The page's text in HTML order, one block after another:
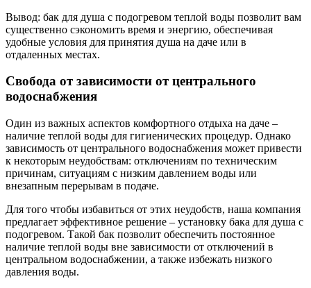
Вывод: бак для душа с подогревом теплой воды позволит вам
существенно сэкономить время и энергию, обеспечивая
удобные условия для принятия душа на даче или в
отдаленных местах.
Свобода от зависимости от центрального
водоснабжения
Один из важных аспектов комфортного отдыха на даче –
наличие теплой воды для гигиенических процедур. Однако
зависимость от центрального водоснабжения может привести
к некоторым неудобствам: отключениям по техническим
причинам, ситуациям с низким давлением воды или
внезапным перерывам в подаче.
Для того чтобы избавиться от этих неудобств, наша компания
предлагает эффективное решение – установку бака для душа с
подогревом. Такой бак позволит обеспечить постоянное
наличие теплой воды вне зависимости от отключений в
центральном водоснабжении, а также избежать низкого
давления воды.